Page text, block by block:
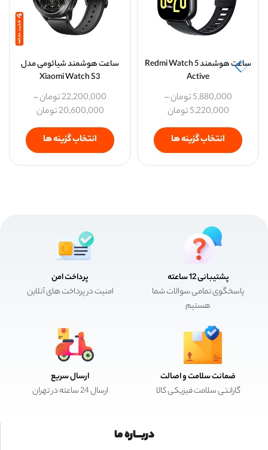
ساعت هوشمند Redmi Watch 5
Active
5,880,000تومان–
5,220,000تومان
انتخاب گزینه ها
ساعت هوشمند شیائومی مدل
Xiaomi Watch S3
22,200,000تومان–
20,600,000تومان
انتخاب گزینه ها
پشتیبانی 12 ساعته
پاسخگوی تمامی سوالات شما
هستیم
پرداخت امن
امنیت در پرداخت های آنلاین
ضمانت سلامت و اصالت
گارانتی سلامت فیزیکی کالا
ارسال سریع
ارسال 24 ساعته در تهران
دربـــاره ما